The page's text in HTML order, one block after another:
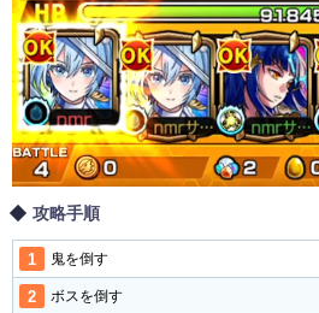
攻略手順
鬼を倒す
ボスを倒す